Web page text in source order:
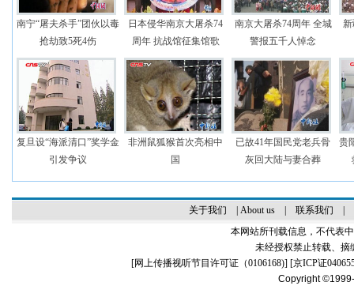
南宁“屠夫杀手”团伙以毒
抢劫致5死4伤
日本侵华南京大屠杀74
周年 抗战馆征集馆歌
南京大屠杀74周年 全城
警报五千人悼念
复旦设“海派清口”奖学金
引发争议
非洲鼠狐猴首次亮相中
国
已故41年国民党老兵骨
灰回大陆与妻合葬
贵
关于我们 About us| 联系我们
本网站所刊载信息，不代表
未经授权禁止转载、摘
[网上传播视听节目许可证（0106168)] [京ICP证
Copyright